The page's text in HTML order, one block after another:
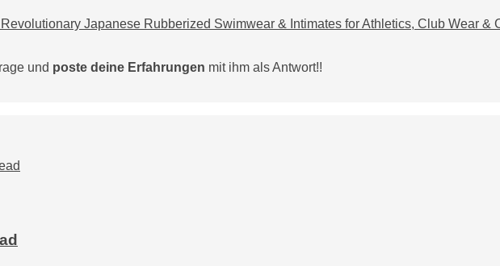
Japanese Rubberized Swimwear & Intimates for Athletics, Club Wear &
und poste deine Erfahrungen mit ihm als Antwort!!